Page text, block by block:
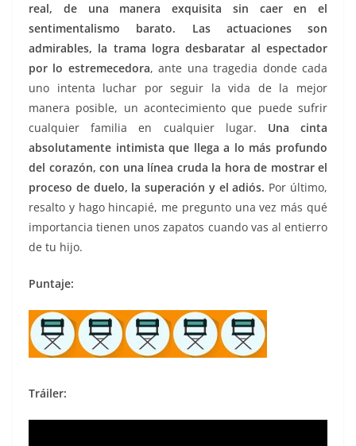
real, de una manera exquisita sin caer en el
sentimentalismo barato.
Las actuaciones son
admirables, la trama logra desbaratar al espectador
por lo estremecedora, ante una tragedia donde cada
uno intenta luchar por seguir la vida de la mejor
manera posible, un acontecimiento que puede sufrir
cualquier familia en cualquier lugar. Una cinta
absolutamente intimista que llega a lo más profundo
del corazón, con una línea cruda la hora de mostrar el
proceso de duelo, la superación y el adiós. Por último,
resalto y hago hincapié, me pregunto una vez más qué
importancia tienen unos zapatos cuando vas al entierro
de tu hijo.
Puntaje:
Tráiler: